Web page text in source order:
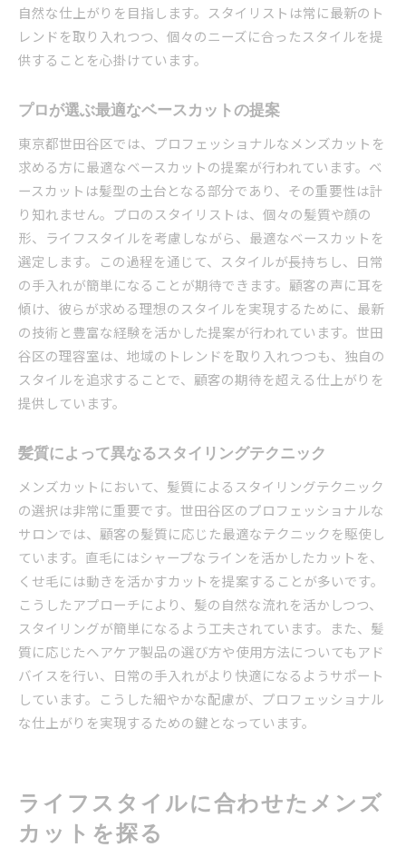
自然な仕上がりを目指します。スタイリストは常に最新のト
レンドを取り入れつつ、個々のニーズに合ったスタイルを提
供することを心掛けています。
プロが選ぶ最適なベースカットの提案
東京都世田谷区では、プロフェッショナルなメンズカットを
求める方に最適なベースカットの提案が行われています。ベ
ースカットは髪型の土台となる部分であり、その重要性は計
り知れません。プロのスタイリストは、個々の髪質や顔の
形、ライフスタイルを考慮しながら、最適なベースカットを
選定します。この過程を通じて、スタイルが長持ちし、日常
の手入れが簡単になることが期待できます。顧客の声に耳を
傾け、彼らが求める理想のスタイルを実現するために、最新
の技術と豊富な経験を活かした提案が行われています。世田
谷区の理容室は、地域のトレンドを取り入れつつも、独自の
スタイルを追求することで、顧客の期待を超える仕上がりを
提供しています。
髪質によって異なるスタイリングテクニック
メンズカットにおいて、髪質によるスタイリングテクニック
の選択は非常に重要です。世田谷区のプロフェッショナルな
サロンでは、顧客の髪質に応じた最適なテクニックを駆使し
ています。直毛にはシャープなラインを活かしたカットを、
くせ毛には動きを活かすカットを提案することが多いです。
こうしたアプローチにより、髪の自然な流れを活かしつつ、
スタイリングが簡単になるよう工夫されています。また、髪
質に応じたヘアケア製品の選び方や使用方法についてもアド
バイスを行い、日常の手入れがより快適になるようサポート
しています。こうした細やかな配慮が、プロフェッショナル
な仕上がりを実現するための鍵となっています。
ライフスタイルに合わせたメンズ
カットを探る